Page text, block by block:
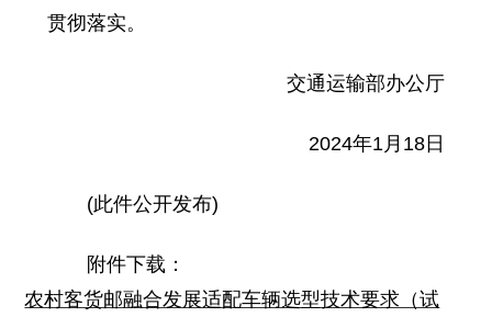
贯彻落实。
交通运输部办公厅
2024年1月18日
(此件公开发布)
附件下载：
农村客货邮融合发展适配车辆选型技术要求（试